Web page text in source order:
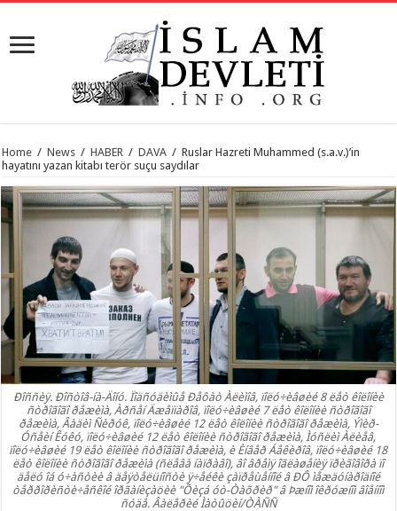
Home / News / HABER / DAVA / Ruslar Hazreti Muhammed (s.a.v.)’in
hayatını yazan kitabı terör suçu saydılar
Ðîññèÿ. Ðîñòîâ-íà-Äîíó. Ïîäñóäèìûå Ðåôàò Àëèìîâ, ïîëó÷èâøèé 8 ëåò êîëîíèè
ñòðîãîãî ðåæèìà, Àðñåí Äæåïïàðîâ, ïîëó÷èâøèé 7 ëåò êîëîíèè ñòðîãîãî
ðåæèìà, Âàäèì Ñèðóê, ïîëó÷èâøèé 12 ëåò êîëîíèè ñòðîãîãî ðåæèìà, Ýìèð-
Óñåèí Êóêó, ïîëó÷èâøèé 12 ëåò êîëîíèè ñòðîãîãî ðåæèìà, Ìóñëèì Àëèåâ,
ïîëó÷èâøèé 19 ëåò êîëîíèè ñòðîãîãî ðåæèìà, è Èíâåð Áåêèðîâ, ïîëó÷èâøèé 18
ëåò êîëîíèè ñòðîãîãî ðåæèìà (ñëåâà íàïðàâî), âî âðåìÿ îãëàøåíèÿ ïðèãîâîðà ïî
äåëó îá ó÷àñòèè â äåÿòåëüíîñòè ÿ÷åéêè çàïðåùåííîé â ÐÔ ìåæäóíàðîäíîé
òåððîðèñòè÷åñêîé îðãàíèçàöèè "Õèçá óò-Òàõðèð" â Þæíîì îêðóæíîì âîåííîì
ñóäå. Âàëåðèé Ìàòûöèí/ÒÀÑÑ